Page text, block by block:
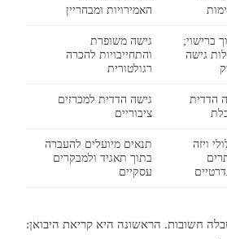
האמירויות ומבחריין
ברישוי;
גישה
גישה משופרת
והתחייבויות להכרה
רגולטורית
הדדית
גישה הדדית למכרזים
ציבוריים
ויזה
תנאים מיועלים להעברה
בתוך תאגיד ולמבקרים
עסקיים
חשובות. הראשונה היא קריאת היבואן: